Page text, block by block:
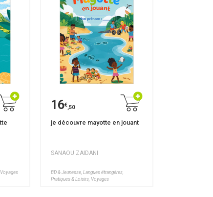
16€,50
je découvre mayotte en jouant
SANAOU ZAIDANI
BD & Jeunesse, Langues étrangères,
Pratiques & Loisirs, Voyages